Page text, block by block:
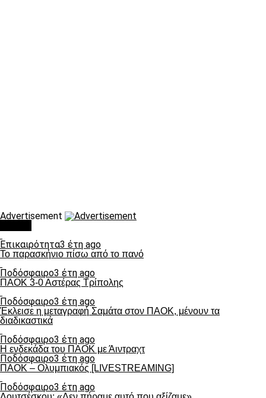
Advertisement
Επικαιρότητα3 έτη ago
Το παρασκήνιο πίσω από το πανό
Ποδόσφαιρο3 έτη ago
ΠΑΟΚ 3-0 Αστέρας Τρίπολης
Ποδόσφαιρο3 έτη ago
Έκλεισε η μεταγραφή Σαμάτα στον ΠΑΟΚ, μένουν τα
διαδικαστικά
Ποδόσφαιρο3 έτη ago
Η ενδεκάδα του ΠΑΟΚ με Άιντραχτ
Ποδόσφαιρο3 έτη ago
ΠΑΟΚ – Ολυμπιακός [LIVESTREAMING]
Ποδόσφαιρο3 έτη ago